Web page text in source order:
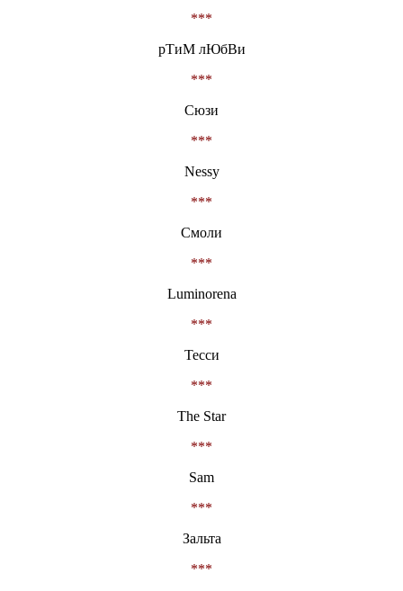
***
рТиМ лЮбВи
***
Сюзи
***
Nessy
***
Смоли
***
Luminorena
***
Тесси
***
The Star
***
Sam
***
Зальта
***